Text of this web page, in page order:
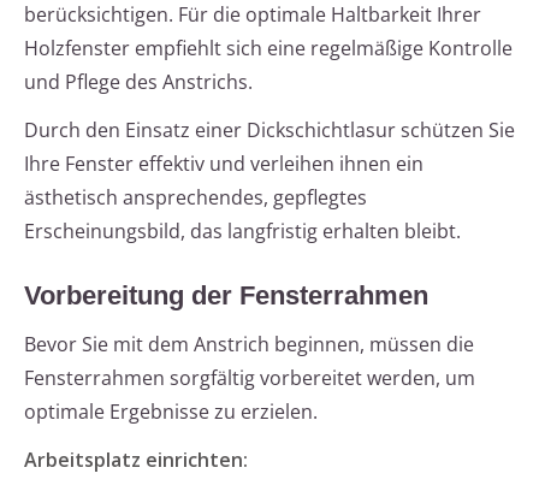
berücksichtigen. Für die optimale Haltbarkeit Ihrer
Holzfenster empfiehlt sich eine regelmäßige Kontrolle
und Pflege des Anstrichs.
Durch den Einsatz einer Dickschichtlasur schützen Sie
Ihre Fenster effektiv und verleihen ihnen ein
ästhetisch ansprechendes, gepflegtes
Erscheinungsbild, das langfristig erhalten bleibt.
Vorbereitung der Fensterrahmen
Bevor Sie mit dem Anstrich beginnen, müssen die
Fensterrahmen sorgfältig vorbereitet werden, um
optimale Ergebnisse zu erzielen.
Arbeitsplatz einrichten: